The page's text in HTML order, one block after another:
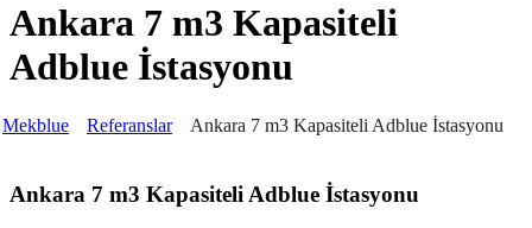
Ankara 7 m3 Kapasiteli
Adblue İstasyonu
Mekblue Referanslar Ankara 7 m3 Kapasiteli Adblue İstasyonu
Ankara 7 m3 Kapasiteli Adblue İstasyonu